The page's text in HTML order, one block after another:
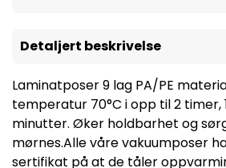
Detaljert beskrivelse
Laminatposer 9 lag PA/PE
temperatur 70°C i opp til 2 timer,
minutter. Øker holdbarhet og
mørnes.Alle våre vakuumposer
sertifikat på at de tåler